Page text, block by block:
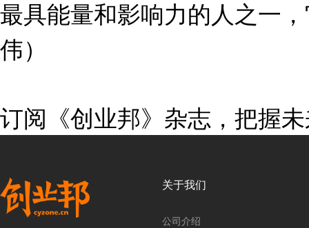
最具能量和影响力的人之一
伟）
订阅《创业邦》杂志，把握
关于我们
公司介绍